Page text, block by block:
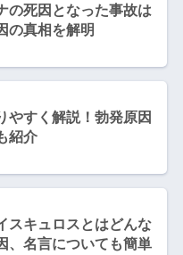
の死因となった事故は
の真相を解明
やすく解説！勃発原因
紹介
スキュロスとはどんな
、名言についても簡単